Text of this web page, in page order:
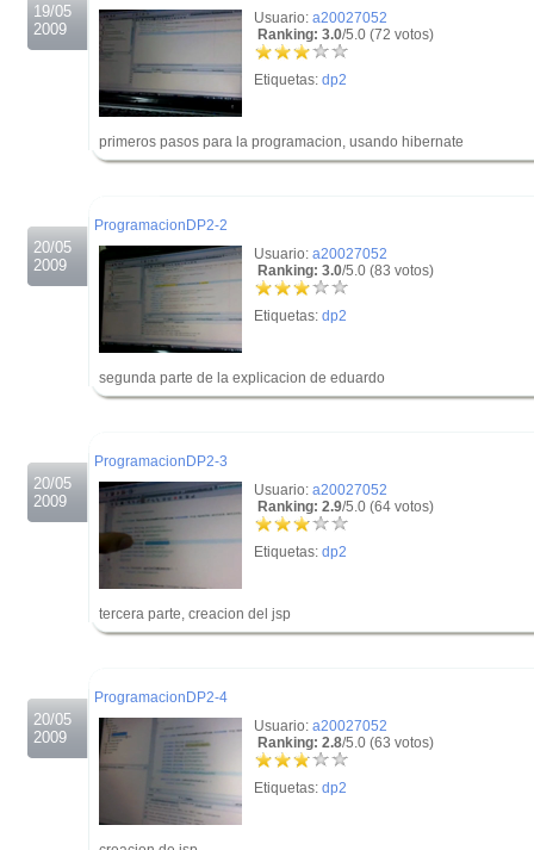
19/05
2009
Usuario: a20027052
Ranking: 3.0/5.0 (72 votos)
Etiquetas: dp2
primeros pasos para la programacion, usando hibernate
20/05
2009
ProgramacionDP2-2
Usuario: a20027052
Ranking: 3.0/5.0 (83 votos)
Etiquetas: dp2
segunda parte de la explicacion de eduardo
20/05
2009
ProgramacionDP2-3
Usuario: a20027052
Ranking: 2.9/5.0 (64 votos)
Etiquetas: dp2
tercera parte, creacion del jsp
20/05
2009
ProgramacionDP2-4
Usuario: a20027052
Ranking: 2.8/5.0 (63 votos)
Etiquetas: dp2